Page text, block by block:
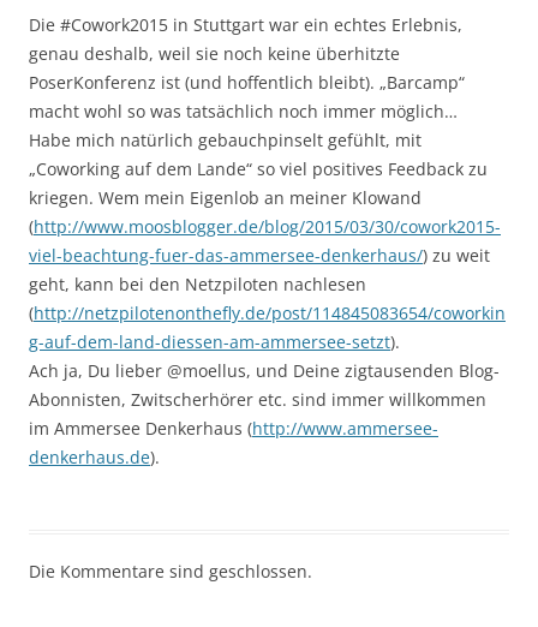
Die #Cowork2015 in Stuttgart war ein echtes Erlebnis,
genau deshalb, weil sie noch keine überhitzte
PoserKonferenz ist (und hoffentlich bleibt). „Barcamp“
macht wohl so was tatsächlich noch immer möglich…
Habe mich natürlich gebauchpinselt gefühlt, mit
„Coworking auf dem Lande“ so viel positives Feedback zu
kriegen. Wem mein Eigenlob an meiner Klowand
(http://www.moosblogger.de/blog/2015/03/30/cowork2015-
viel-beachtung-fuer-das-ammersee-denkerhaus/) zu weit
geht, kann bei den Netzpiloten nachlesen
(http://netzpilotenonthefly.de/post/114845083654/coworkin
g-auf-dem-land-diessen-am-ammersee-setzt).
Ach ja, Du lieber @moellus, und Deine zigtausenden Blog-
Abonnisten, Zwitscherhörer etc. sind immer willkommen
im Ammersee Denkerhaus (http://www.ammersee-
denkerhaus.de).
Die Kommentare sind geschlossen.